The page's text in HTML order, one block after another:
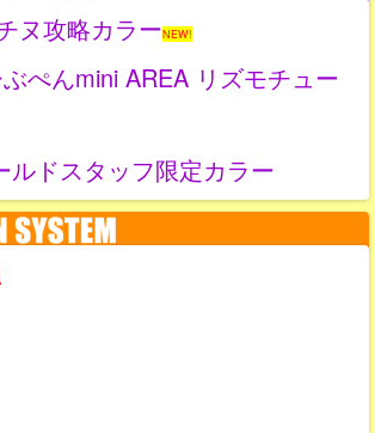
ヌ攻略カラーNEW!
ぺんmini AREA リズモチュー
ルドスタッフ限定カラー